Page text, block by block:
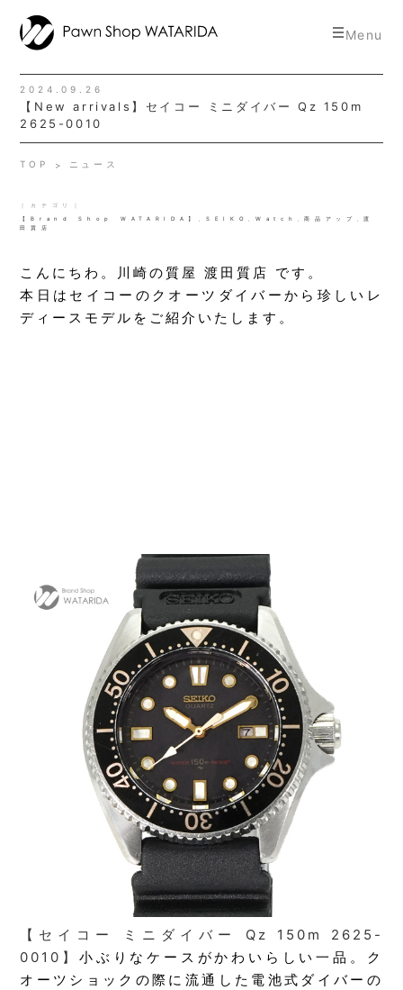
toggle
Menu
2024.09.26
【New arrivals】セイコー ミニダイバー Qz 150m
2625-0010
TOP ニュース
｜カテゴリ｜
【Brand Shop WATARIDA】 SEIKO ,Watch ,商品アップ ,渡
田質店
こんにちわ。川崎の質屋 渡田質店 です。
本日はセイコーのクオーツダイバーから珍しいレ
ディースモデルをご紹介いたします。
【セイコー ミニダイバー Qz 150m 2625-
0010】小ぶりなケースがかわいらしい一品。ク
オーツショックの際に流通した電池式ダイバーの